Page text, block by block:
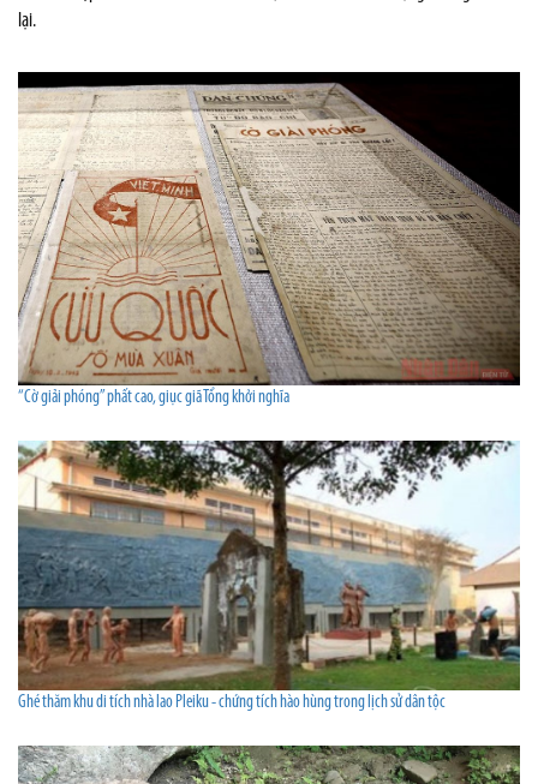
lại.
“Cờ giải phóng” phất cao, giục giã Tổng khởi nghĩa
Ghé thăm khu di tích nhà lao Pleiku - chứng tích hào hùng trong lịch sử dân tộc